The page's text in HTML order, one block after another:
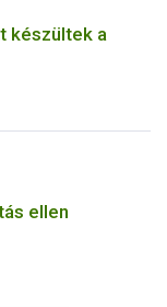
készültek a
ellen